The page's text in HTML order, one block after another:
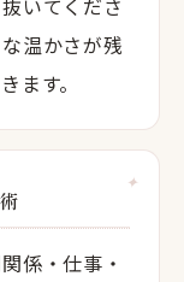
温かさが残
ます。
係・仕事・